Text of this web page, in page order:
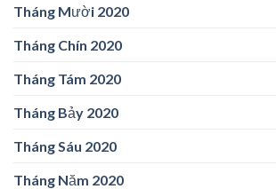
Tháng Mười 2020
Tháng Chín 2020
Tháng Tám 2020
Tháng Bảy 2020
Tháng Sáu 2020
Tháng Năm 2020